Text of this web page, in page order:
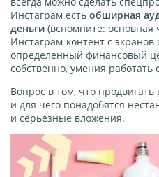
Инстаграм есть обширная
деньги (вспомните: основная
Инстаграм-контент с
определенный финансовый
собственно, умения работать
Вопрос в том, что
и для чего понадобятся
и серьезные вложения.